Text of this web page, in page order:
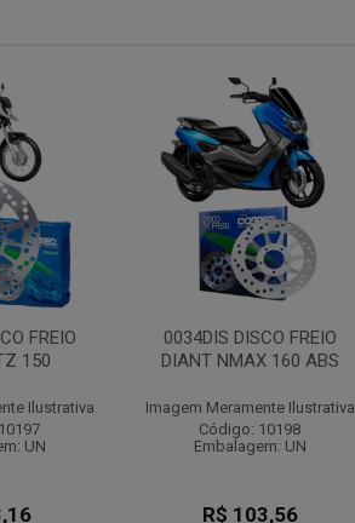
FREIO
150
Ilustrativa
UN
0034DIS DISCO FREIO
DIANT NMAX 160 ABS
Imagem Meramente Ilustrativa
Código: 10198
Embalagem: UN
R$ 103,56